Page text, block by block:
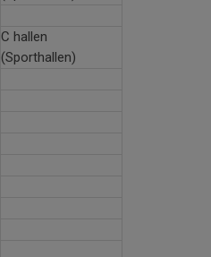
C hallen
(Sporthallen)